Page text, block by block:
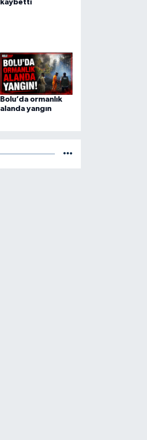
kaybetti
Bolu’da ormanlık
alanda yangın